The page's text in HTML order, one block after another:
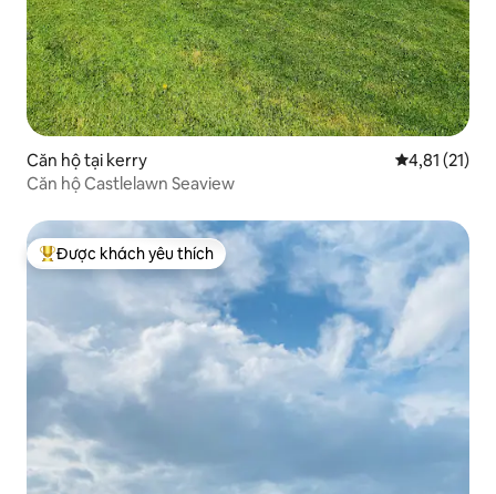
Căn hộ tại kerry Xếp hạng
4,81 (21)
Căn hộ Castlelawn Seaview
Được khách yêu thích nhất
Được khách yêu thích